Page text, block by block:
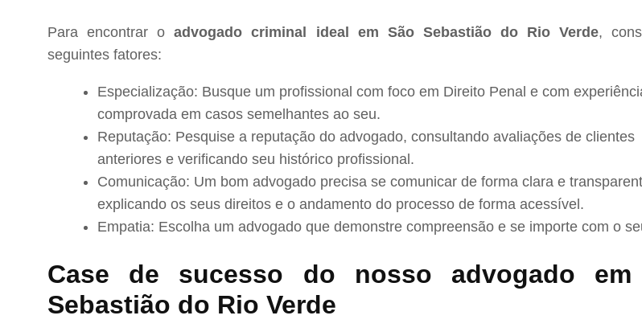
Para encontrar oadvogado criminal ideal em São Sebastião do Rio Verde,
seguintes fatores:
Especialização: Busque um profissional com foco em Direito Penal e com
comprovada em casos semelhantes ao seu.
Reputação: Pesquise a reputação do advogado, consultando avaliações de clientes
anteriores e verificando seu histórico profissional.
Comunicação: Um bom advogado precisa se comunicar de forma clara e
explicando os seus direitos e o andamento do processo de forma acessível.
Empatia: Escolha um advogado que demonstre compreensão e se importe com o
Case de sucesso do nosso advogado em
Sebastião do Rio Verde